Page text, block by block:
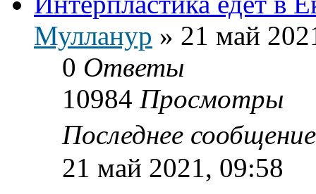
Мулланур » 21 май
0 Ответы
10984 Просмотры
Последнее
21 май 2021, 09:58